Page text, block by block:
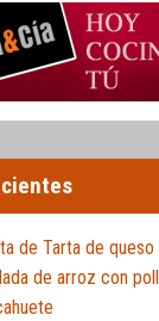
de Tarta de queso
de arroz con